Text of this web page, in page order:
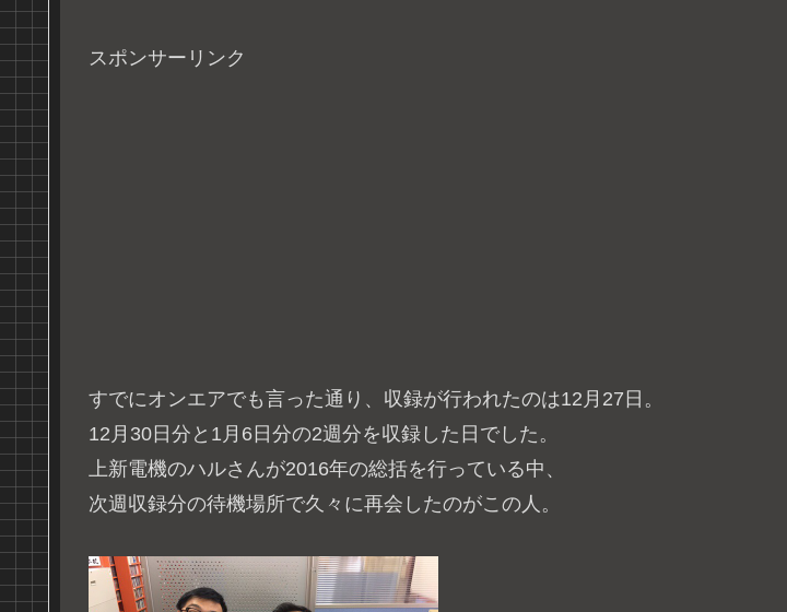
スポンサーリンク
すでにオンエアでも言った通り、収録が行われたのは12月27日。
12月30日分と1月6日分の2週分を収録した日でした。
上新電機のハルさんが2016年の総括を行っている中、
次週収録分の待機場所で久々に再会したのがこの人。